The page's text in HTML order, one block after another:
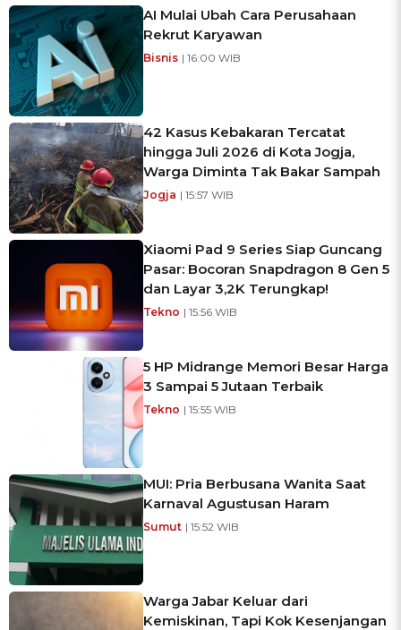
AI Mulai Ubah Cara Perusahaan
Rekrut Karyawan
Bisnis | 16:00 WIB
42 Kasus Kebakaran Tercatat
hingga Juli 2026 di Kota Jogja,
Warga Diminta Tak Bakar Sampah
Jogja | 15:57 WIB
Xiaomi Pad 9 Series Siap Guncang
Pasar: Bocoran Snapdragon 8 Gen 5
dan Layar 3,2K Terungkap!
Tekno | 15:56 WIB
5 HP Midrange Memori Besar Harga
3 Sampai 5 Jutaan Terbaik
Tekno | 15:55 WIB
MUI: Pria Berbusana Wanita Saat
Karnaval Agustusan Haram
Sumut | 15:52 WIB
Warga Jabar Keluar dari
Kemiskinan, Tapi Kok Kesenjangan